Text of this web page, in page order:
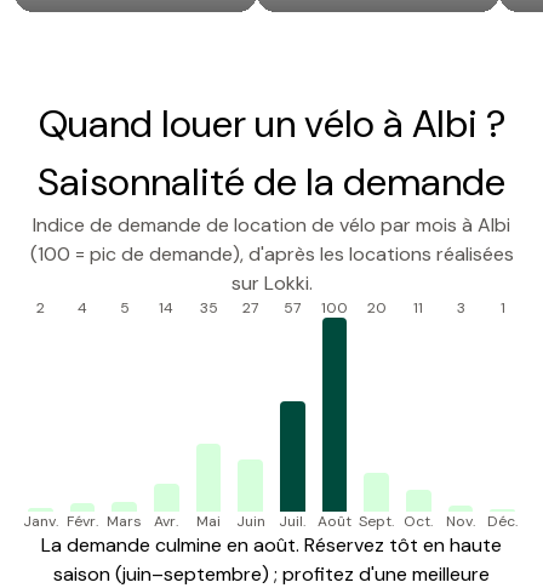
Quand louer un vélo à Albi ?
Saisonnalité de la demande
Indice de demande de location de vélo par mois à Albi
(100 = pic de demande), d'après les locations réalisées
sur Lokki.
2
Janv.
4
Févr.
5
Mars
14
Avr.
35
Mai
27
Juin
57
Juil.
100
Août
20
Sept.
11
Oct.
3
Nov.
1
Déc.
La demande culmine en août. Réservez tôt en haute
saison (juin–septembre) ; profitez d'une meilleure